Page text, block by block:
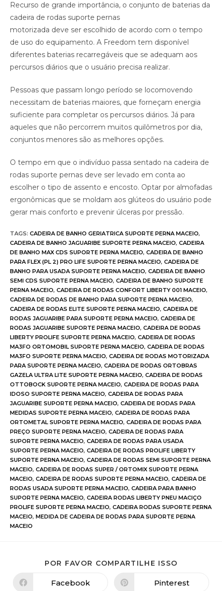
Recurso de grande importância, o conjunto de baterias da
cadeira de rodas suporte pernas
motorizada deve ser escolhido de acordo com o tempo
de uso do equipamento. A Freedom tem disponível
diferentes baterias recarregáveis que se adequam aos
percursos diários que o usuário precisa realizar.
Pessoas que passam longo período se locomovendo
necessitam de baterias maiores, que forneçam energia
suficiente para completar os percursos diários. Já para
aqueles que não percorrem muitos quilômetros por dia,
conjuntos menores são as melhores opções.
O tempo em que o indivíduo passa sentado na cadeira de
rodas suporte pernas deve ser levado em conta ao
escolher o tipo de assento e encosto. Optar por almofadas
ergonômicas que se moldam aos glúteos do usuário pode
gerar mais conforto e prevenir úlceras por pressão.
TAGS: CADEIRA DE BANHO GERIATRICA SUPORTE PERNA MACEIO,
CADEIRA DE BANHO JAGUARIBE SUPORTE PERNA MACEIO, CADEIRA
DE BANHO MAX CDS SUPORTE PERNA MACEIO, CADEIRA DE BANHO
PARA FLEX (PL 2) PRO LIFE SUPORTE PERNA MACEIO, CADEIRA DE
BANHO PARA USADA SUPORTE PERNA MACEIO, CADEIRA DE BANHO
SEMI CDS SUPORTE PERNA MACEIO, CADEIRA DE BANHO SUPORTE
PERNA MACEIO, CADEIRA DE RODAS CONFORT LIBERTY 001 MACEIO,
CADEIRA DE RODAS DE BANHO PARA SUPORTE PERNA MACEIO,
CADEIRA DE RODAS ELITE SUPORTE PERNA MACEIO, CADEIRA DE
RODAS JAGUARIBE PARA SUPORTE PERNA MACEIO, CADEIRA DE
RODAS JAGUARIBE SUPORTE PERNA MACEIO, CADEIRA DE RODAS
LIBERTY PROLIFE SUPORTE PERNA MACEIO, CADEIRA DE RODAS
MA3FO ORTOMOBIL SUPORTE PERNA MACEIO, CADEIRA DE RODAS
MA3FO SUPORTE PERNA MACEIO, CADEIRA DE RODAS MOTORIZADA
PARA SUPORTE PERNA MACEIO, CADEIRA DE RODAS ORTOBRAS
GAZELA ULTRA LITE SUPORTE PERNA MACEIO, CADEIRA DE RODAS
OTTOBOCK SUPORTE PERNA MACEIO, CADEIRA DE RODAS PARA
IDOSO SUPORTE PERNA MACEIO, CADEIRA DE RODAS PARA
JAGUARIBE SUPORTE PERNA MACEIO, CADEIRA DE RODAS PARA
MEDIDAS SUPORTE PERNA MACEIO, CADEIRA DE RODAS PARA
ORTOMETAL SUPORTE PERNA MACEIO, CADEIRA DE RODAS PARA
PREÇO SUPORTE PERNA MACEIO, CADEIRA DE RODAS PARA
SUPORTE PERNA MACEIO, CADEIRA DE RODAS PARA USADA
SUPORTE PERNA MACEIO, CADEIRA DE RODAS PROLIFE LIBERTY
SUPORTE PERNA MACEIO, CADEIRA DE RODAS SEMI SUPORTE PERNA
MACEIO, CADEIRA DE RODAS SUPER / ORTOMIX SUPORTE PERNA
MACEIO, CADEIRA DE RODAS SUPORTE PERNA MACEIO, CADEIRA DE
RODAS USADA SUPORTE PERNA MACEIO, CADEIRA PARA BANHO
SUPORTE PERNA MACEIO, CADEIRA RODAS LIBERTY PNEU MACIÇO
PROLIFE SUPORTE PERNA MACEIO, CADEIRA RODAS SUPORTE PERNA
MACEIO, MEDIDA DE CADEIRA DE RODAS PARA SUPORTE PERNA
MACEIO
POR FAVOR COMPARTILHE ISSO
Facebook Pinterest